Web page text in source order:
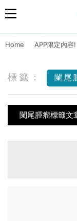
Home APP限定內容!
標籤： 闌尾
闌尾腫瘤標籤文